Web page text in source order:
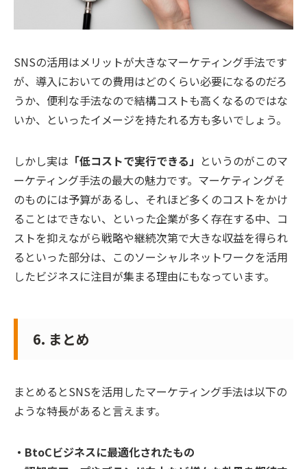
SNSの活用はメリットが大きなマーケティング手法です
が、導入においての費用はどのくらい必要になるのだろ
うか、便利な手法なので結構コストも高くなるのではな
いか、といったイメージを持たれる方も多いでしょう。
しかし実は 「低コストで実行できる」 というのがこのマ
ーケティング手法の最大の魅力です。マーケティングそ
のものには予算があるし、それほど多くのコストをかけ
ることはできない、といった企業が多く存在する中、コ
ストを抑えながら戦略や継続次第で大きな収益を得られ
るといった部分は、このソーシャルネットワークを活用
したビジネスに注目が集まる理由にもなっています。
6. まとめ
まとめるとSNSを活用したマーケティング手法は以下の
ような特長があると言えます。
・BtoCビジネスに最適化されたもの